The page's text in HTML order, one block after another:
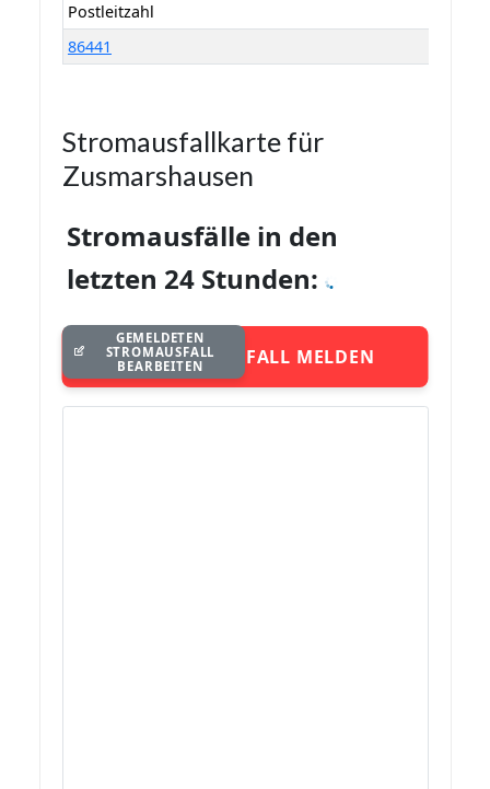
Postleitzahl
86441
Stromausfallkarte für
Zusmarshausen
Stromausfälle in den
letzten 24 Stunden:
STROMAUSFALL MELDEN
GEMELDETEN
STROMAUSFALL
BEARBEITEN